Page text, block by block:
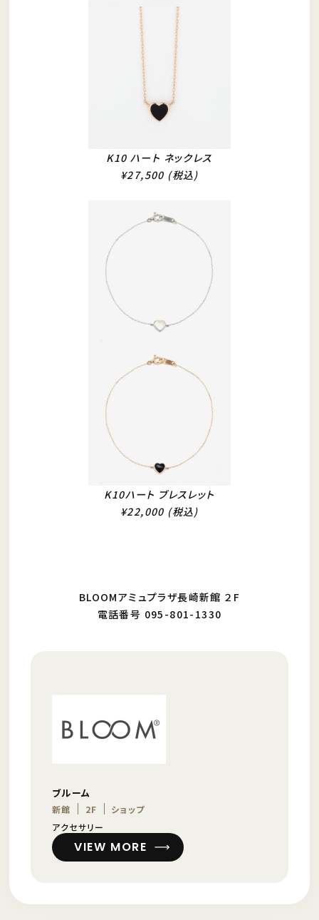
K10 ハート ネックレス
¥27,500 (税込)
K10ハート ブレスレット
¥22,000 (税込)
BLOOMアミュプラザ長崎新館 ２F
電話番号 095-801-1330
ブルーム
新館 2F
ショップ
アクセサリー
VIEW MORE